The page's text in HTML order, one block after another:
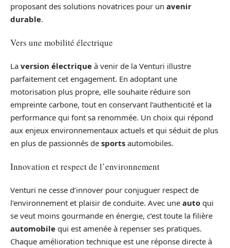
proposant des solutions novatrices pour un avenir
durable.
Vers une mobilité électrique
La version électrique à venir de la Venturi illustre
parfaitement cet engagement. En adoptant une
motorisation plus propre, elle souhaite réduire son
empreinte carbone, tout en conservant l’authenticité et la
performance qui font sa renommée. Un choix qui répond
aux enjeux environnementaux actuels et qui séduit de plus
en plus de passionnés de sports automobiles.
Innovation et respect de l’environnement
Venturi ne cesse d’innover pour conjuguer respect de
l’environnement et plaisir de conduite. Avec une auto qui
se veut moins gourmande en énergie, c’est toute la filière
automobile qui est amenée à repenser ses pratiques.
Chaque amélioration technique est une réponse directe à